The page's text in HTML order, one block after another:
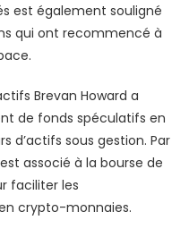
est également souligné
qui ont recommencé à
Brevan Howard a
de fonds spéculatifs en
d’actifs sous gestion. Par
associé à la bourse de
faciliter les
crypto-monnaies.